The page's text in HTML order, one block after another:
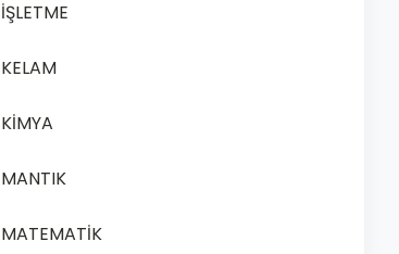
İŞLETME
KELAM
KİMYA
MANTIK
MATEMATİK